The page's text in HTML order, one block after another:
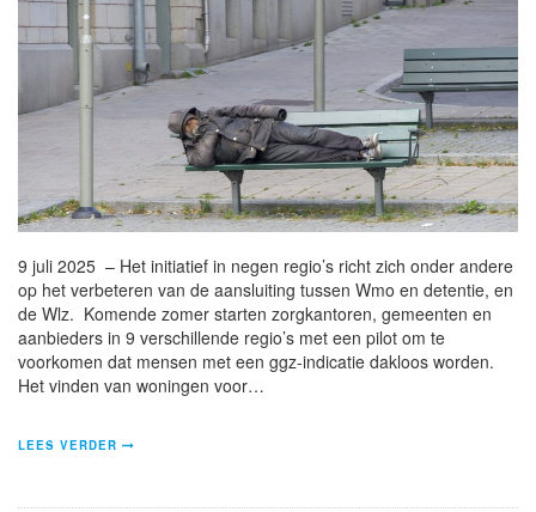
9 juli 2025 – Het initiatief in negen regio’s richt zich onder andere
op het verbeteren van de aansluiting tussen Wmo en detentie, en
de Wlz. Komende zomer starten zorgkantoren, gemeenten en
aanbieders in 9 verschillende regio’s met een pilot om te
voorkomen dat mensen met een ggz-indicatie dakloos worden.
Het vinden van woningen voor…
LEES VERDER